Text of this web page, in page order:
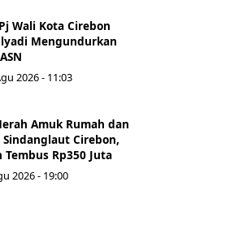
Wali Kota Cirebon
Mengundurkan
2026 - 11:03
Amuk Rumah dan
Sindanglaut Cirebon,
Tembus Rp350 Juta
2026 - 19:00